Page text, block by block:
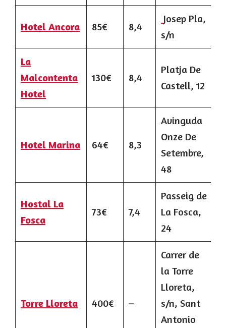
Hotel Ancora 85€ 8,4
Josep Pla,
s/n
La
Malcontenta
Hotel
130€ 8,4
Platja De
Castell, 12
Hotel Marina 64€ 8,3
Avinguda
Onze De
Setembre,
48
Hostal La
Fosca
73€ 7,4
Passeig de
La Fosca,
24
Torre Lloreta 400€ –
Carrer de
la Torre
Lloreta,
s/n, Sant
Antonio